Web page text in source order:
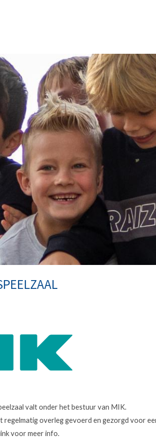
valt onder het bestuur van MIK.
regelmatig overleg gevoerd en gezorgd voor
voor meer info.